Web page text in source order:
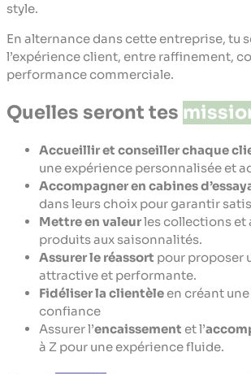
style.
En alternance dans cette entreprise, tu
l’expérience client, entre raffinement,
performance commerciale.
Quelles seront tes
Accueillir et conseiller chaque
une expérience personnalisée et
Accompagner en cabines
dans leurs choix pour garantir
Mettre en valeurles collections et
produits aux saisonnalités.
Assurer le réassort pour proposer
attractive et performante.
Fidéliser la clientèle en créant
confiance
Assurer l’encaissement et l’
à Z pour une expérience fluide.